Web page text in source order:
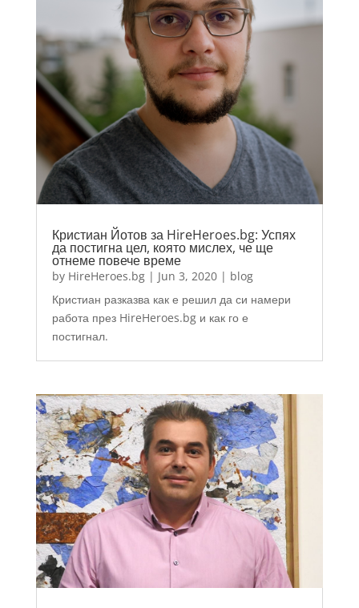
Кристиан Йотов за HireHeroes.bg: Успях
да постигна цел, която мислех, че ще
отнеме повече време
by HireHeroes.bg| Jun 3, 2020| blog
Кристиан разказва как е решил да си намери
работа през HireHeroes.bg и как го е
постигнал.